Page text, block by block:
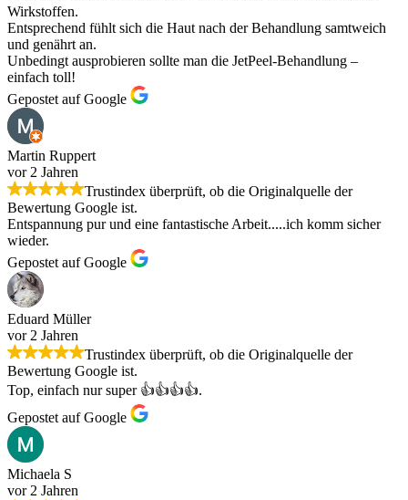
Wirkstoffen.
Entsprechend fühlt sich die Haut nach der Behandlung samtweich
und genährt an.
Unbedingt ausprobieren sollte man die JetPeel-Behandlung –
einfach toll!
Gepostet auf Google
Martin Ruppert
vor 2 Jahren
Trustindex überprüft, ob die Originalquelle der
Bewertung Google ist.
Entspannung pur und eine fantastische Arbeit.....ich komm sicher
wieder.
Gepostet auf Google
Eduard Müller
vor 2 Jahren
Trustindex überprüft, ob die Originalquelle der
Bewertung Google ist.
Top, einfach nur super 👍👍👍👍.
Gepostet auf Google
Michaela S
vor 2 Jahren